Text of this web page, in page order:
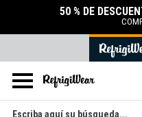
50 % DE
Buscar